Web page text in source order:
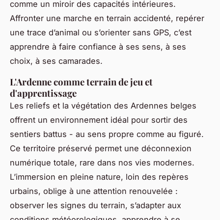
comme un miroir des capacités intérieures.
Affronter une marche en terrain accidenté, repérer
une trace d’animal ou s’orienter sans GPS, c’est
apprendre à faire confiance à ses sens, à ses
choix, à ses camarades.
L'Ardenne comme terrain de jeu et
d'apprentissage
Les reliefs et la végétation des Ardennes belges
offrent un environnement idéal pour sortir des
sentiers battus - au sens propre comme au figuré.
Ce territoire préservé permet une déconnexion
numérique totale, rare dans nos vies modernes.
L’immersion en pleine nature, loin des repères
urbains, oblige à une attention renouvelée :
observer les signes du terrain, s’adapter aux